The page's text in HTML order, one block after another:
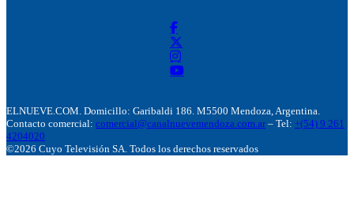
ELNUEVE.COM. Domicillo: Garibaldi 186. M5500 Mendoza, Argentina.
Contacto comercial: comercial@canalnuevemendoza.com.ar – Tel: +(54) 9 261
4204020
©2026 Cuyo Televisión SA. Todos los derechos reservados